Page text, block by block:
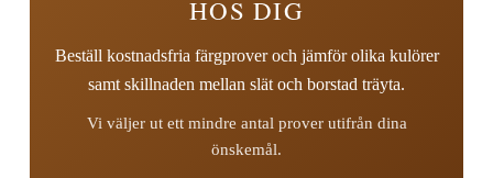
HOS DIG
Beställ kostnadsfria färgprover och jämför olika kulörer
samt skillnaden mellan slät och borstad träyta.
Vi väljer ut ett mindre antal prover utifrån dina
önskemål.